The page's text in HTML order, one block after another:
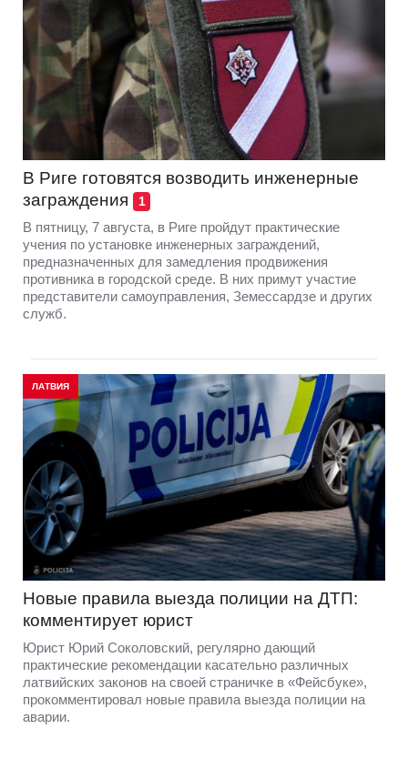
В Риге готовятся возводить инженерные
заграждения
1
В пятницу, 7 августа, в Риге пройдут практические
учения по установке инженерных заграждений,
предназначенных для замедления продвижения
противника в городской среде. В них примут участие
представители самоуправления, Земессардзе и других
служб.
ЛАТВИЯ
Новые правила выезда полиции на ДТП:
комментирует юрист
Юрист Юрий Соколовский, регулярно дающий
практические рекомендации касательно различных
латвийских законов на своей страничке в «Фейсбуке»,
прокомментировал новые правила выезда полиции на
аварии.